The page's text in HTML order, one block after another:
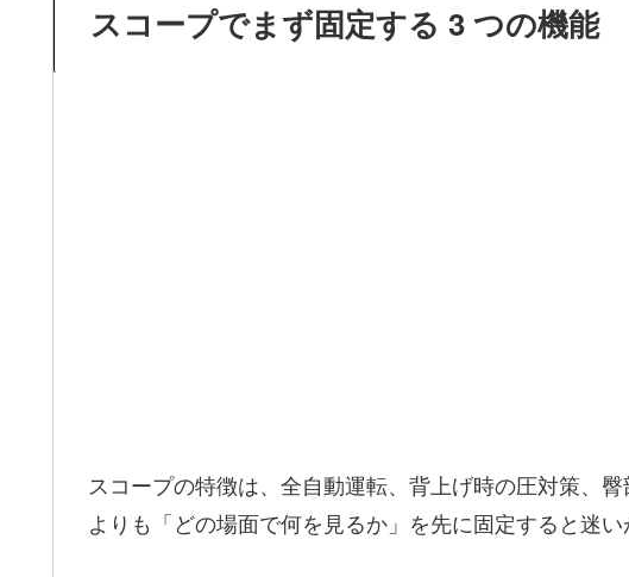
スコープでまず固定する 3 つの機能
スコープの特徴は、全自動運転、背上げ時の圧対策、
よりも「どの場面で何を見るか」を先に固定すると迷い